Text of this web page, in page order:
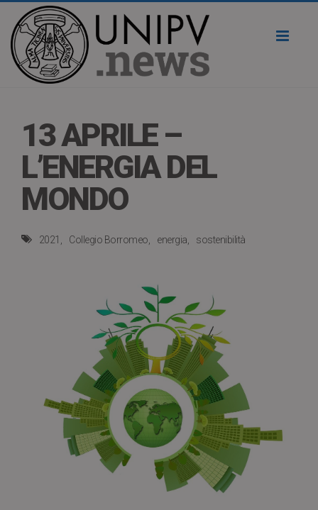
13 APRILE –
L’ENERGIA DEL
MONDO
2021 Collegio Borromeo energia sostenibilità